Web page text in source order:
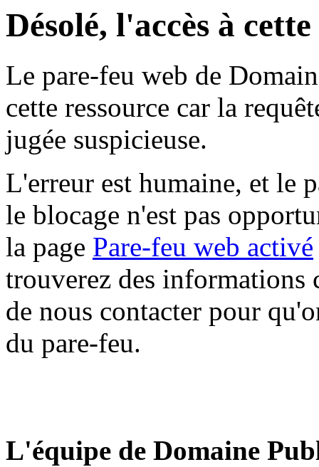
Désolé, l'accès à
Le pare-feu web de
cette ressource car la
jugée suspicieuse.
L'erreur est humaine, et le
le blocage n'est pas
la page Pare-feu web activé
trouverez des informations
de nous contacter pour
du pare-feu.
L'équipe de Domaine